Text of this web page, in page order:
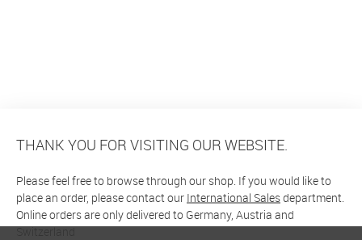
THANK YOU FOR VISITING OUR WEBSITE.
Please feel free to browse through our shop. If you would like to
place an order, please contact our International Salesdepartment.
Online orders are only delivered to Germany, Austria and
Switzerland